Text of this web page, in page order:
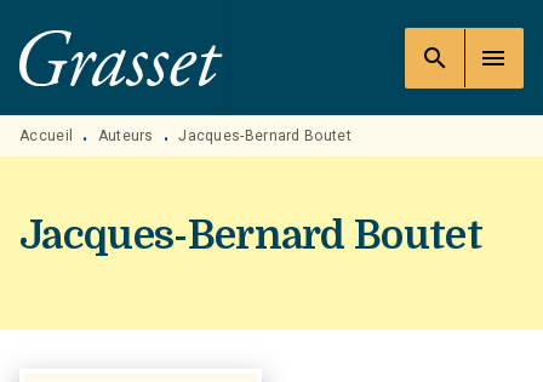
MENU RECHERCHE
PIED DE PAGE
search menu
Accueil • Auteurs • Jacques-Bernard Boutet
Jacques-Bernard Boutet